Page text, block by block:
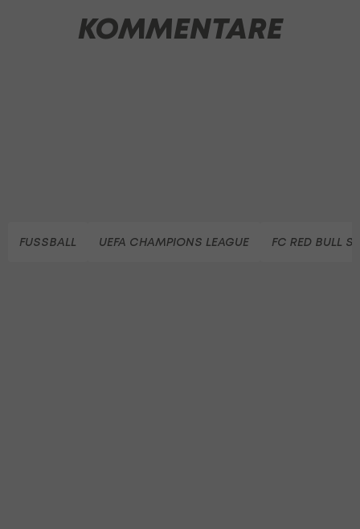
KOMMENTARE
FUSSBALL UEFA CHAMPIONS LEAGUE FC RED BULL